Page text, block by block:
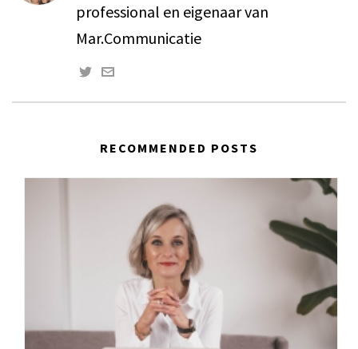
professional en eigenaar van
Mar.Communicatie
RECOMMENDED POSTS